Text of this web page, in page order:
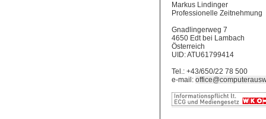
Markus Lindinger
Professionelle Zeitnehmung
Gnadlingerweg 7
4650 Edt bei Lambach
Österreich
UID: ATU61799414
Tel.: +43/650/22 78 500
e-mail: